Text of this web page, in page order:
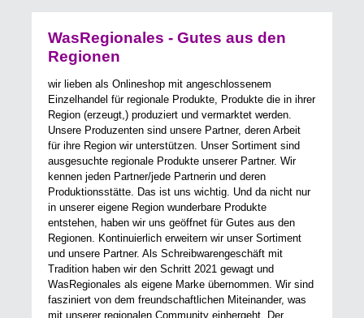
WasRegionales - Gutes aus den
Regionen
wir lieben als Onlineshop mit angeschlossenem
Einzelhandel für regionale Produkte, Produkte die in ihrer
Region (erzeugt,) produziert und vermarktet werden.
Unsere Produzenten sind unsere Partner, deren Arbeit
für ihre Region wir unterstützen. Unser Sortiment sind
ausgesuchte regionale Produkte unserer Partner. Wir
kennen jeden Partner/jede Partnerin und deren
Produktionsstätte. Das ist uns wichtig. Und da nicht nur
in unserer eigene Region wunderbare Produkte
entstehen, haben wir uns geöffnet für Gutes aus den
Regionen. Kontinuierlich erweitern wir unser Sortiment
und unsere Partner. Als Schreibwarengeschäft mit
Tradition haben wir den Schritt 2021 gewagt und
WasRegionales als eigene Marke übernommen. Wir sind
fasziniert von dem freundschaftlichen Miteinander, was
mit unserer regionalen Community einhergeht. Der